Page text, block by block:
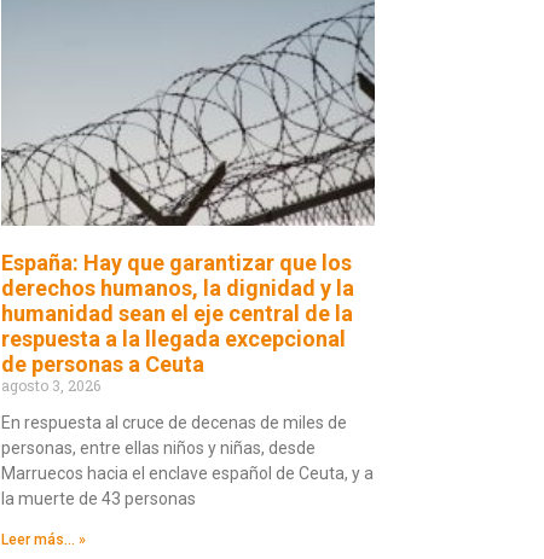
España: Hay que garantizar que los
derechos humanos, la dignidad y la
humanidad sean el eje central de la
respuesta a la llegada excepcional
de personas a Ceuta
agosto 3, 2026
En respuesta al cruce de decenas de miles de
personas, entre ellas niños y niñas, desde
Marruecos hacia el enclave español de Ceuta, y a
la muerte de 43 personas
Leer más... »